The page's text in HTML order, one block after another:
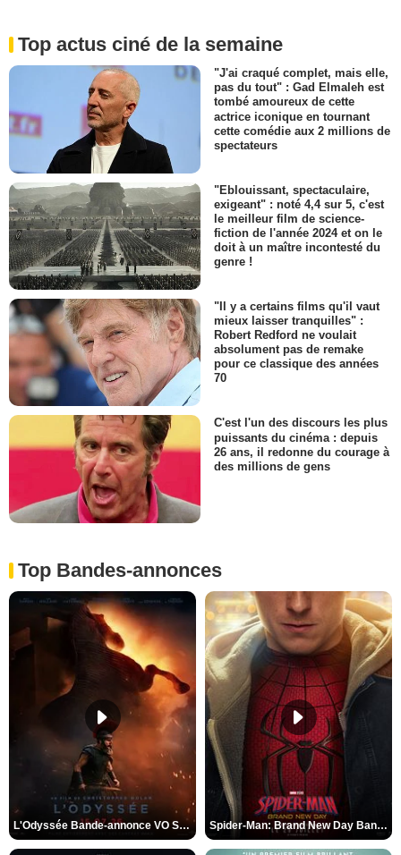
Top actus ciné de la semaine
"J'ai craqué complet, mais elle,
pas du tout" : Gad Elmaleh est
tombé amoureux de cette
actrice iconique en tournant
cette comédie aux 2 millions de
spectateurs
"Eblouissant, spectaculaire,
exigeant" : noté 4,4 sur 5, c'est
le meilleur film de science-
fiction de l'année 2024 et on le
doit à un maître incontesté du
genre !
"Il y a certains films qu'il vaut
mieux laisser tranquilles" :
Robert Redford ne voulait
absolument pas de remake
pour ce classique des années
70
C'est l'un des discours les plus
puissants du cinéma : depuis
26 ans, il redonne du courage à
des millions de gens
Top Bandes-annonces
L'Odyssée Bande-annonce VO STFR Spider-Man: Brand New Day Bande-annonce VO STFR